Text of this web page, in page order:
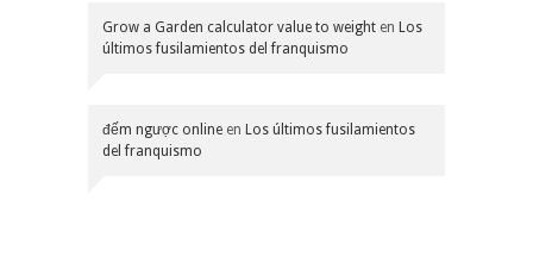
Grow a Garden calculator value to weight en Los
últimos fusilamientos del franquismo
đếm ngược online en Los últimos fusilamientos
del franquismo